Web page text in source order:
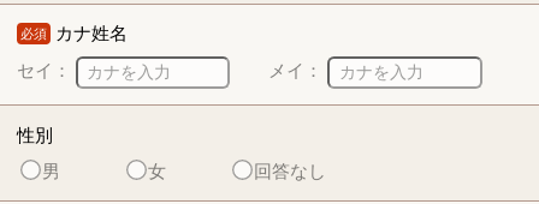
必須 カナ姓名
セイ：
メイ：
性別
男
女 回答なし